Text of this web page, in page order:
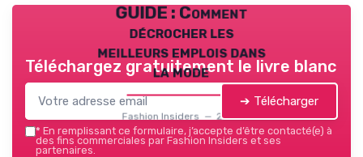
GUIDE : Comment
décrocher les
meilleurs emplois dans
la mode
Fashion Insiders — 2026
Téléchargez gratuitement le livre blanc
➔ Télécharger
* En remplissant ce formulaire, j’accepte d’être contacté(e) à
des fins commerciales par Fashion Insiders et ses
partenaires.